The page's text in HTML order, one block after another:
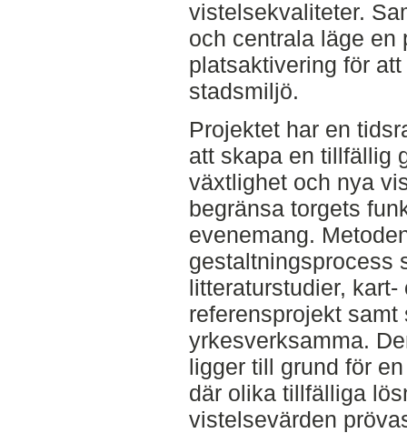
vistelsekvaliteter.
och centrala läge en
platsaktivering för
stadsmiljö.
Projektet har en
att skapa en tillfällig
växtlighet och nya
begränsa torgets
evenemang.
gestaltningsprocess
litteraturstudier,
referensprojekt
yrkesverksamma.
ligger till grund för
där olika tillfälliga
vistelsevärden